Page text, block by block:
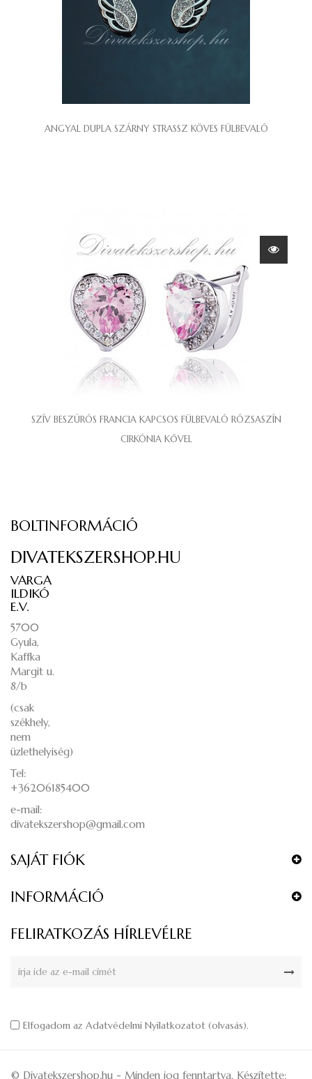
ANGYAL DUPLA SZÁRNY STRASSZ KÖVES FÜLBEVALÓ
SZÍV BESZÚRÓS FRANCIA KAPCSOS FÜLBEVALÓ RÓZSASZÍN
CIRKÓNIA KŐVEL
BOLTINFORMÁCIÓ
DIVATEKSZERSHOP.HU
VARGA
ILDIKÓ
E.V.
5700
Gyula,
Kaffka
Margit u.
8/b
(csak
székhely,
nem
üzlethelyiség)
Tel:
+36206185400
e-mail:
divatekszershop@gmail.com
SAJÁT FIÓK
INFORMÁCIÓ
FELIRATKOZÁS HÍRLEVÉLRE
Elfogadom az Adatvédelmi Nyilatkozatot (olvasás).
© Divatekszershop.hu - Minden jog fenntartva. Készítette: